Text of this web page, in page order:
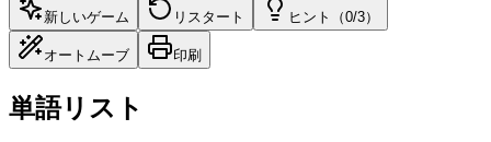
新しいゲーム リスタート ヒント（0/3）
オートムーブ 印刷
単語リスト